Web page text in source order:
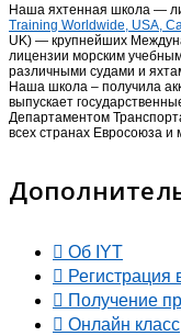
Наша яхтенная школа —
Training Worldwide, USA,
UK) — крупнейших
лицензии морским
различными судами и
Наша школа – получила
выпускает
Департаментом
всех странах Евросоюза и
Об IYT
Регистрация
Получение
Онлайн класс